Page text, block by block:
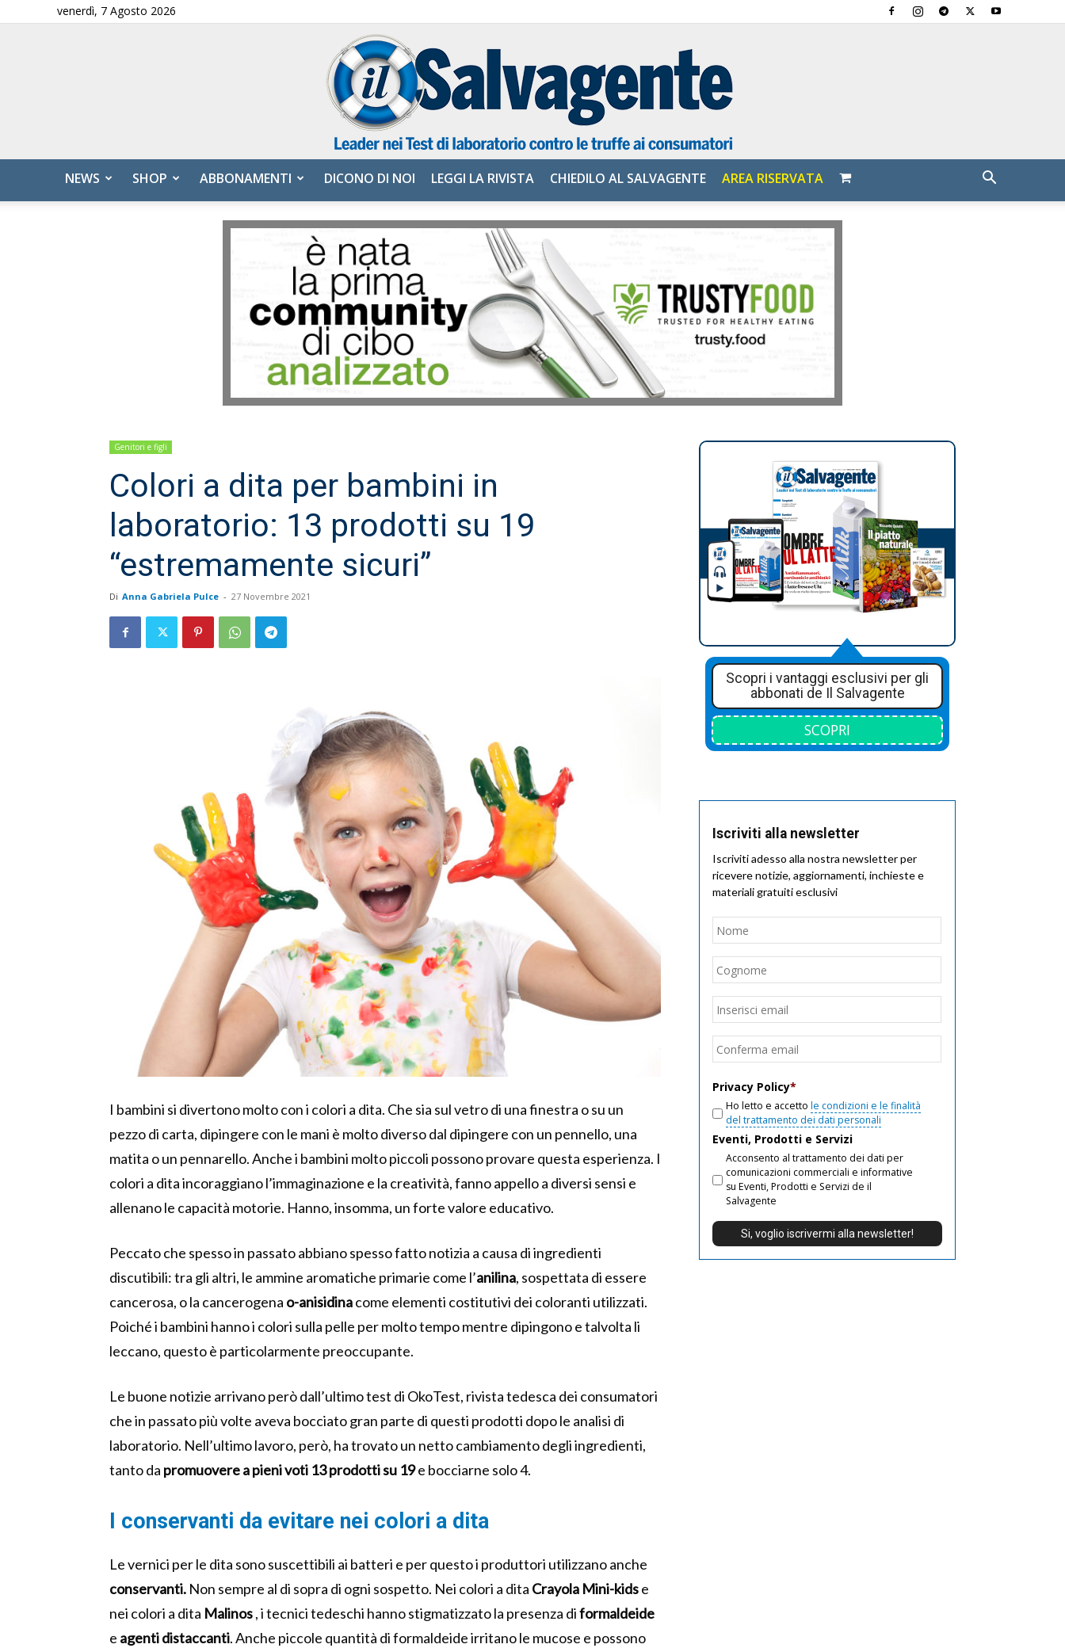
venerdì, 7 Agosto 2026
Salvagente
NEWS SHOP ABBONAMENTI DICONO DI NOI LEGGI LA RIVISTA CHIEDILO AL SALVAGENTE AREA RISERVATA
Genitori e figli
Colori a dita per bambini in
laboratorio: 13 prodotti su 19
“estremamente sicuri”
Di Anna Gabriela Pulce - 27 Novembre 2021
I bambini si divertono molto con i colori a dita. Che sia sul vetro di una finestra o su un
pezzo di carta, dipingere con le mani è molto diverso dal dipingere con un pennello, una
matita o un pennarello. Anche i bambini molto piccoli possono provare questa esperienza. I
colori a dita incoraggiano l’immaginazione e la creatività, fanno appello a diversi sensi e
allenano le capacità motorie. Hanno, insomma, un forte valore educativo.
Peccato che spesso in passato abbiano spesso fatto notizia a causa di ingredienti
discutibili: tra gli altri, le ammine aromatiche primarie come l’anilina, sospettata di essere
cancerosa, o la cancerogena o-anisidinacome elementi costitutivi dei coloranti utilizzati.
Poiché i bambini hanno i colori sulla pelle per molto tempo mentre dipingono e talvolta li
leccano, questo è particolarmente preoccupante.
Le buone notizie arrivano però dall’ultimo test di OkoTest, rivista tedesca dei consumatori
che in passato più volte aveva bocciato gran parte di questi prodotti dopo le analisi di
laboratorio. Nell’ultimo lavoro, però, ha trovato un netto cambiamento degli ingredienti,
tanto da promuovere a pieni voti 13 prodotti su 19e bocciarne solo 4.
I conservanti da evitare nei colori a dita
Le vernici per le dita sono suscettibili ai batteri e per questo i produttori utilizzano anche
conservanti. Non sempre al di sopra di ogni sospetto. Nei colori a dita Crayola Mini-kidse
nei colori a dita Malinos, i tecnici tedeschi hanno stigmatizzato la presenza diformaldeide
e agenti distaccanti. Anche piccole quantità di formaldeide irritano le mucose e possono
Scopri i vantaggi esclusivi per gli
abbonati de Il Salvagente
SCOPRI
Iscriviti alla newsletter
Iscriviti adesso alla nostra newsletter per
ricevere notizie, aggiornamenti, inchieste e
materiali gratuiti esclusivi
Nome
Email
Privacy Policy*
Ho letto e accetto le condizioni e le finalità
del trattamento dei dati personali
Eventi, Prodotti e Servizi
Acconsento al trattamento dei dati per
comunicazioni commerciali e informative
su Eventi, Prodotti e Servizi de il
Salvagente